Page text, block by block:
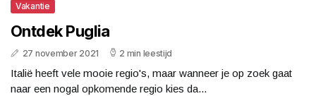
Vakantie
Ontdek Puglia
27 november 2021 2 min leestijd
Italië heeft vele mooie regio's, maar wanneer je op zoek gaat
naar een nogal opkomende regio kies da...